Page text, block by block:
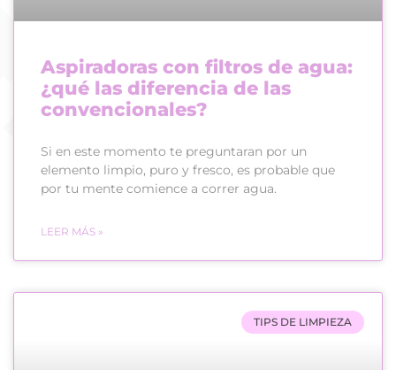
Aspiradoras con filtros de agua:
¿qué las diferencia de las
convencionales?
Si en este momento te preguntaran por un
elemento limpio, puro y fresco, es probable que
por tu mente comience a correr agua.
LEER MÁS »
TIPS DE LIMPIEZA